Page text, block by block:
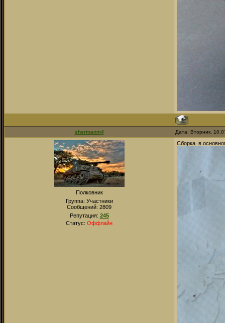
shermanm4 Дата: Вторник,
Полковник
Группа: Участники
Сообщений: 2809
Репутация: 245
Статус: Оффлайн
Сборка в